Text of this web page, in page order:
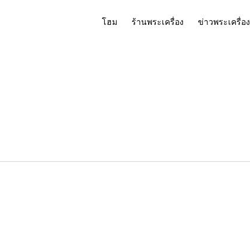
โฮม ร้านพระเครื่อง ข่าวพระเครื่อง